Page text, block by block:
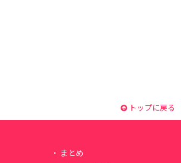
トップに戻る
まとめ